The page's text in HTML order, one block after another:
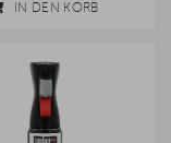
IN DEN KORB